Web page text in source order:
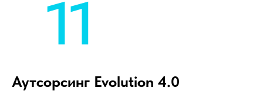
Аутсорсинг Evolution 4.0